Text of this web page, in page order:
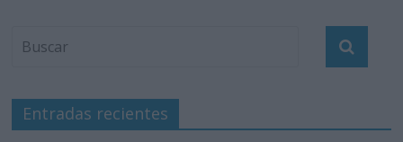
Entradas recientes